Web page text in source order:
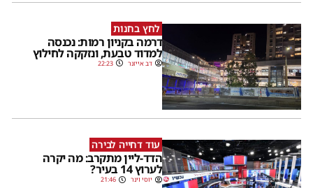
לחץ בחנות
דרמה בקניון רמות: נכנסה
למדוד טבעת, ונזקקה לחילוץ
דב אייזנר 22:23
עוד דחייה לבירה
הדד-ליין מתקרב: מה יקרה
לערוץ 14 בעיר?
יוסי וינר 21:46